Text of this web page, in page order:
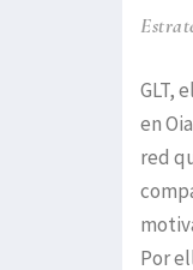
GLT,
en
red
Por